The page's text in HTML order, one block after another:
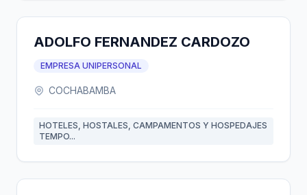
ADOLFO FERNANDEZ CARDOZO
EMPRESA UNIPERSONAL
COCHABAMBA
HOTELES, HOSTALES, CAMPAMENTOS Y HOSPEDAJES
TEMPO...